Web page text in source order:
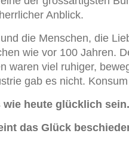
Anblick.
die Menschen, die
wie vor 100 Jahren.
waren viel ruhiger,
gab es nicht.
heute glücklich sein.
das Glück